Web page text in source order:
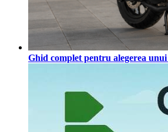
Ghid complet pentru alegerea